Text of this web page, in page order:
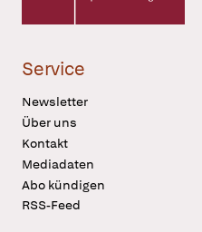
Service
Newsletter
Über uns
Kontakt
Mediadaten
Abo kündigen
RSS-Feed